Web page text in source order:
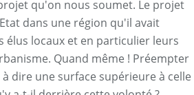
qu'on nous soumet. Le projet
dans une région qu'il avait
élus locaux et en particulier leurs
Quand même ! Préempter
dire une surface supérieure à celle